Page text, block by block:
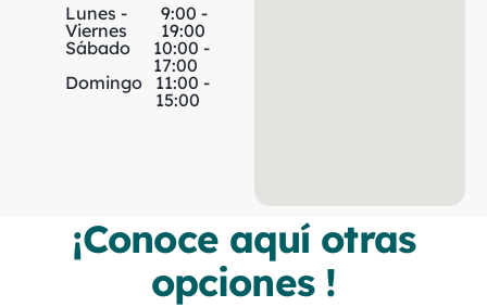
Lunes -
Viernes
9:00 -
19:00
Sábado
10:00 -
17:00
Domingo
11:00 -
15:00
¡Conoce aquí otras
opciones !